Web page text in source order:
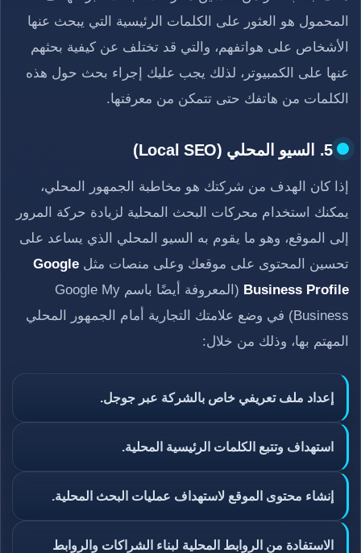
المحمول هو العثور على الكلمات الرئيسية التي يبحث عنها
الأشخاص على هواتفهم، والتي قد تختلف عن كيفية بحثهم
عنها على الكمبيوتر، لذلك يجب عليك إجراء بحث حول هذه
الكلمات من هاتفك حتى تتمكن من معرفتها.
5. السيو المحلي (Local SEO)
إذا كان الهدف من شركتك هو مخاطبة الجمهور المحلي،
يمكنك استخدام محركات البحث المحلية لزيادة حركة المرور
إلى الموقع، وهو ما يقوم به السيو المحلي الذي يساعد على
تحسين المحتوى على موقعك وعلى منصات مثل Google
Business Profile
(المعروفة أيضًا باسم Google My
Business) في وضع علامتك التجارية أمام الجمهور المحلي
المهتم بها، وذلك من خلال:
إعداد ملف تعريفي خاص بالشركة عبر جوجل.
استهداف وتتبع الكلمات الرئيسية المحلية.
إنشاء محتوى الموقع لاستهداف عمليات البحث المحلية.
الاستفادة من الروابط المحلية لبناء الشراكات والروابط